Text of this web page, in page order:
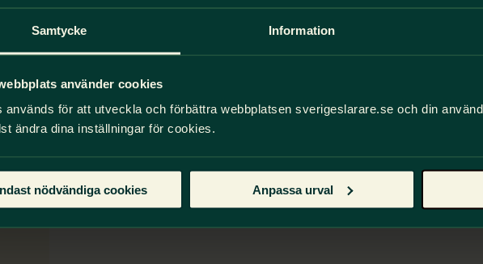
Samtycke Information
använder cookies
används för att utveckla och förbättra webbplatsen sverigeslarare.se och din
ändra dina inställningar för cookies.
nödvändiga cookies Anpassa urval